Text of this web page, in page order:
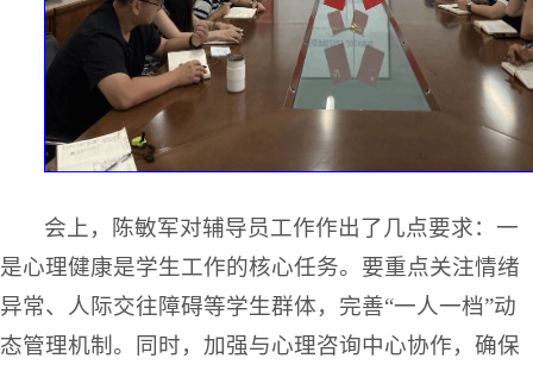
会上，陈敏军对辅导员工作作出了几点要求：一
是心理健康是学生工作的核心任务。要重点关注情绪
异常、人际交往障碍等学生群体，完善“一人一档”动
态管理机制。同时，加强与心理咨询中心协作，确保